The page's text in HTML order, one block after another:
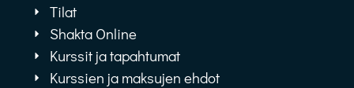
Tilat
Shakta Online
Kurssit ja tapahtumat
Kurssien ja maksujen ehdot